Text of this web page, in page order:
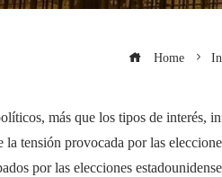
Home
más que los tipos de interés,
la tensión provocada por las
por las elecciones